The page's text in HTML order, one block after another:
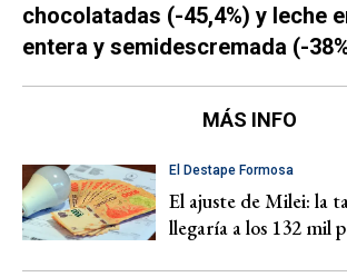
chocolatadas (-45,4%) y leche
entera y semidescremada (-
MÁS INFO
El Destape Formosa
El ajuste de Milei: la
llegaría a los 132 mil